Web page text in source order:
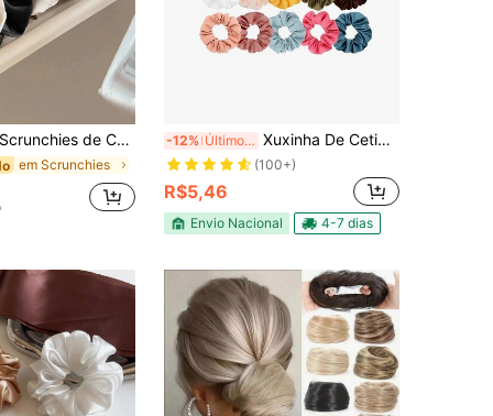
de Cabelo, Rabos de Cavalo, Elásticos de Cabelo, Acessórios de Cabelo, Uso Diário, Estética Clean Girl
em Scrunchies
-12% Últimos 2 dias Xuxinha De Cetim Anti Frizz
(100+)
R$5,46
Envio Nacional 4-7 dias